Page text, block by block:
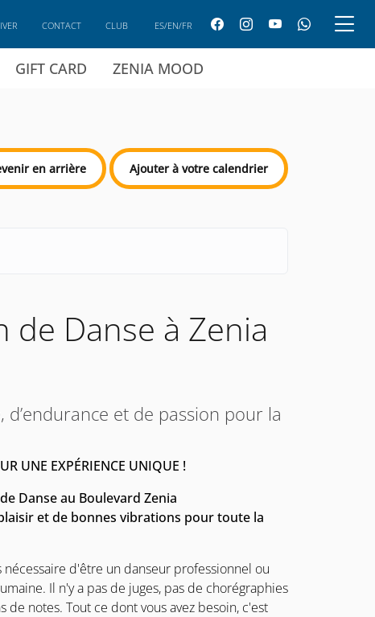
GIFT CARD ZENIA MOOD
CONTACT CLUB ES/EN/FR
en arrière Ajouter à votre calendrier
de Danse à Zenia
et de passion pour la
UNE EXPÉRIENCE UNIQUE !
Danse au Boulevard Zenia
et de bonnes vibrations pour toute la
nécessaire d'être un danseur professionnel ou
Il n'y a pas de juges, pas de chorégraphies
de notes. Tout ce dont vous avez besoin, c'est